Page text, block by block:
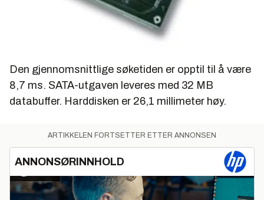
Den gjennomsnittlige søketiden er opptil til å være
8,7 ms. SATA-utgaven leveres med 32 MB
databuffer. Harddisken er 26,1 millimeter høy.
ARTIKKELEN FORTSETTER ETTER ANNONSEN
ANNONSØRINNHOLD